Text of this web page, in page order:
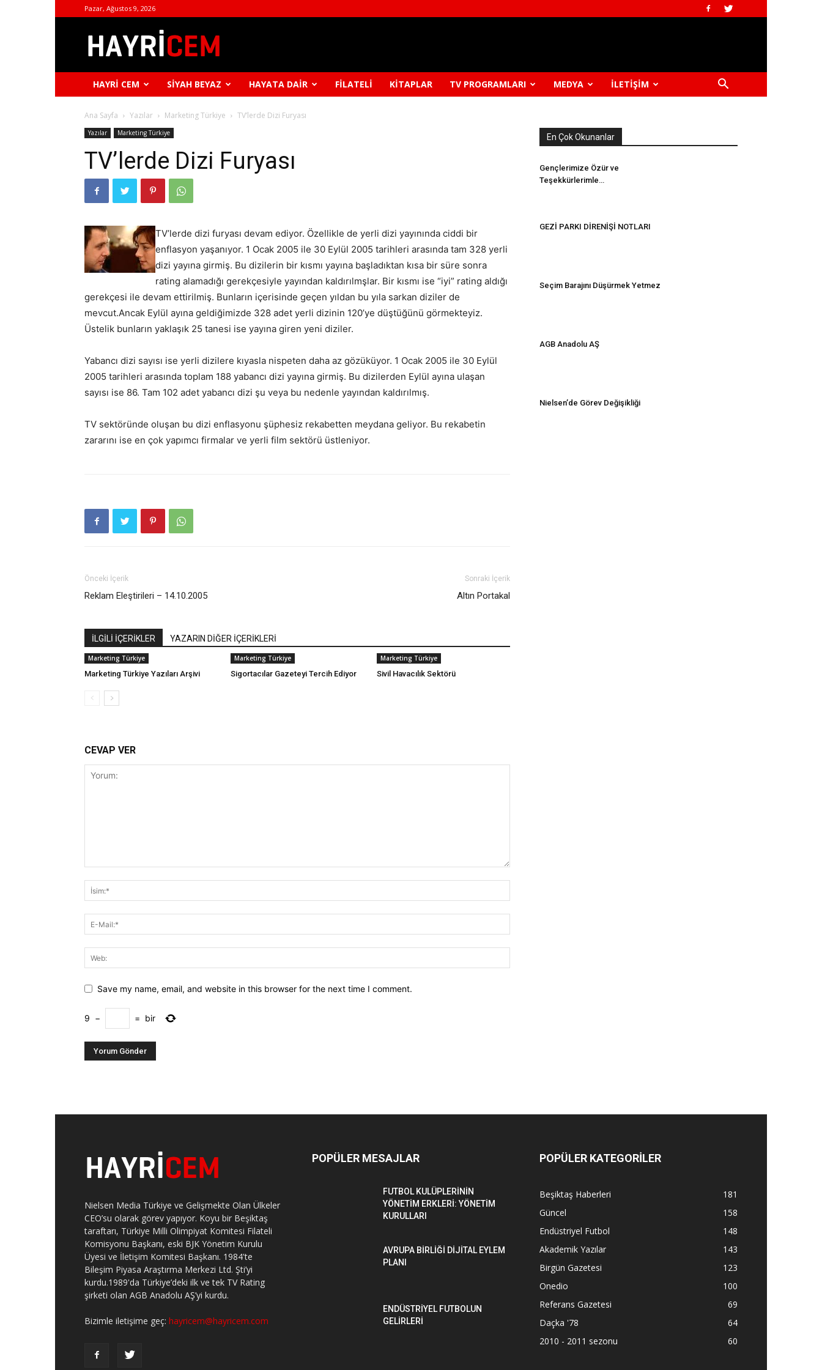
Pazar, Ağustos 9, 2026
Cem
HAYRI CEM SIYAH BEYAZ HAYATA DAIR FILATELI KITAPLAR TV PROGRAMLARI MEDYA İLETIŞIM
Ana Sayfa Yazılar Marketing Türkiye TV’lerde Dizi Furyası
Yazılar Marketing Türkiye
TV’lerde Dizi Furyası
TV’lerde dizi furyası devam ediyor. Özellikle de yerli dizi yayınında ciddi bir
enflasyon yaşanıyor. 1 Ocak 2005 ile 30 Eylül 2005 tarihleri arasında tam 328 yerli
dizi yayına girmiş. Bu dizilerin bir kısmı yayına başladıktan kısa bir süre sonra
rating alamadığı gerekçesiyle yayından kaldırılmşlar. Bir kısmı ise “iyi” rating aldığı
gerekçesi ile devam ettirilmiş. Bunların içerisinde geçen yıldan bu yıla sarkan diziler de
mevcut.Ancak Eylül ayına geldiğimizde 328 adet yerli dizinin 120’ye düştüğünü görmekteyiz.
Üstelik bunların yaklaşık 25 tanesi ise yayına giren yeni diziler.
Yabancı dizi sayısı ise yerli dizilere kıyasla nispeten daha az gözüküyor. 1 Ocak 2005 ile 30 Eylül
2005 tarihleri arasında toplam 188 yabancı dizi yayına girmiş. Bu dizilerden Eylül ayına ulaşan
sayısı ise 86. Tam 102 adet yabancı dizi şu veya bu nedenle yayından kaldırılmış.
TV sektöründe oluşan bu dizi enflasyonu şüphesiz rekabetten meydana geliyor. Bu rekabetin
zararını ise en çok yapımcı firmalar ve yerli film sektörü üstleniyor.
Önceki İçerik
Reklam Eleştirileri – 14.10.2005
Sonraki İçerik
Altın Portakal
İLGİLİ İÇERİKLER YAZARIN DİĞER İÇERİKLERİ
Marketing Türkiye
Marketing Türkiye Yazıları Arşivi
Marketing Türkiye
Sigortacılar Gazeteyi Tercih Ediyor
Marketing Türkiye
Sivil Havacılık Sektörü
CEVAP VER
Save my name, email, and website in this browser for the next time I comment.
9 − = bir
En Çok Okunanlar
Gençlerimize Özür ve
Teşekkürlerimle…
GEZİ PARKI DİRENİŞİ NOTLARI
Seçim Barajını Düşürmek Yetmez
AGB Anadolu AŞ
Nielsen’de Görev Değişikliği
Nielsen Media Türkiye ve Gelişmekte Olan Ülkeler
CEO’su olarak görev yapıyor. Koyu bir Beşiktaş
taraftarı, Türkiye Milli Olimpiyat Komitesi Filateli
Komisyonu Başkanı, eski BJK Yönetim Kurulu
Üyesi ve İletişim Komitesi Başkanı. 1984'te
Bileşim Piyasa Araştırma Merkezi Ltd. Şti’yi
kurdu.1989'da Türkiye’deki ilk ve tek TV Rating
şirketi olan AGB Anadolu AŞ’yi kurdu.
Bizimle iletişime geç: hayricem@hayricem.com
POPÜLER MESAJLAR
FUTBOL KULÜPLERİNİN
YÖNETİM ERKLERİ: YÖNETİM
KURULLARI
AVRUPA BİRLİĞİ DİJİTAL EYLEM
PLANI
ENDÜSTRİYEL FUTBOLUN
GELİRLERİ
POPÜLER KATEGORİLER
Beşiktaş Haberleri
181
Güncel
158
Endüstriyel Futbol
148
Akademik Yazılar
143
Birgün Gazetesi
123
Onedio
100
Referans Gazetesi
69
Daçka '78
64
2010 - 2011 sezonu
60